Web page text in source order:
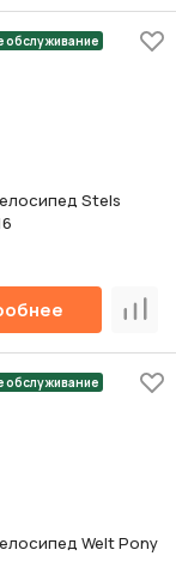
обслуживание
Stels
обслуживание
Welt Pony